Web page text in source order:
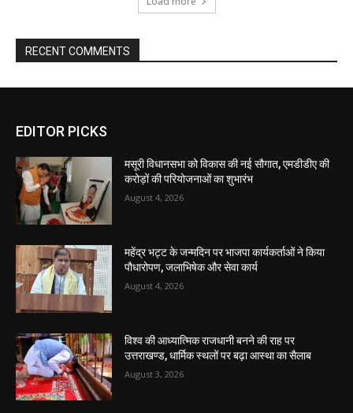
EDITOR PICKS
मसूरी विधानसभा को विकास की नई सौगात, एमडीडीए की
करोड़ों की परियोजनाओं का शुभारंभ
August 4, 2026
महेंद्र भट्ट के जन्मदिन पर भाजपा कार्यकर्ताओं ने किया
पौधारोपण, जलाभिषेक और सेवा कार्य
August 4, 2026
विश्व की आध्यात्मिक राजधानी बनने की राह पर
उत्तराखण्ड, धार्मिक स्थलों पर बढ़ा आस्था का सैलाब
August 3, 2026